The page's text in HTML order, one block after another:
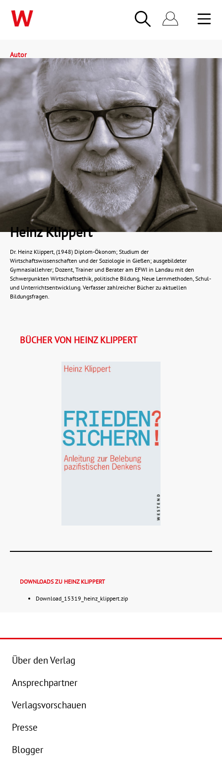
Autor
Heinz Klippert
Dr. Heinz Klippert, (1948) Diplom-Ökonom; Studium der
Wirtschaftswissenschaften und der Soziologie in Gießen; ausgebildeter
Gymnasiallehrer; Dozent, Trainer und Berater am EFWI in Landau mit den
Schwerpunkten Wirtschaftsethik, politische Bildung, Neue Lernmethoden, Schul-
und Unterrichtsentwicklung. Verfasser zahlreicher Bücher zu aktuellen
Bildungsfragen.
BÜCHER VON HEINZ KLIPPERT
DOWNLOADS ZU HEINZ KLIPPERT
Download_15319_heinz_klippert.zip
Über den Verlag
Ansprechpartner
Verlagsvorschauen
Presse
Blogger